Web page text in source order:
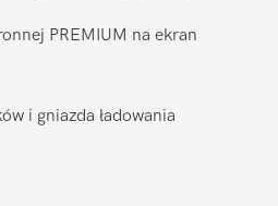
PREMIUM na ekran
i gniazda ładowania